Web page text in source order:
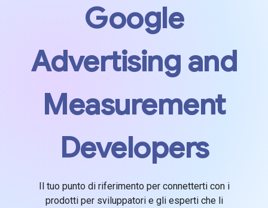
Google
Advertising and
Measurement
Developers
Il tuo punto di riferimento per connetterti con i
prodotti per sviluppatori e gli esperti che li